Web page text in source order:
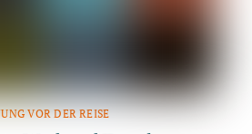
VOR DER REISE